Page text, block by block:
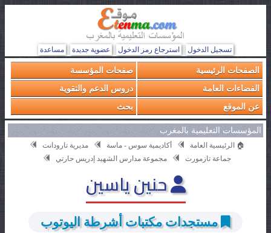
تسجيل الدخول استرجاع رمز الدخول عضوية جديدة مساعدة
الصفحات الرئيسية
صفحات المؤسسة
الفضاءات العامة
دروس الدعم والتقوية
عن الموقع
بحث
المؤسسات التعليمية بالمغرب
🏠 الرئيسية العامة أكاديمية سوس - ماسة
مديرية تارودانت
جماعة تازمورت
مجموعة مدارس الشهيد إدريس حارتي
حنين ياسين
مستجدات مكتبات أشرطة اليوتوب